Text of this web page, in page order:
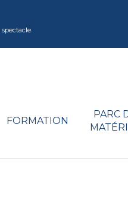
FORMATION
PARC